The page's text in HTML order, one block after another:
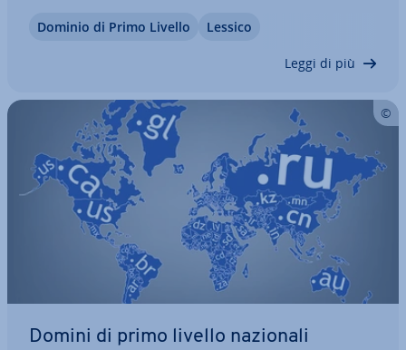
(DNS) fa parte, tuttavia, della co­no­scen­za di base
Dominio di Primo Livello Lessico
Leggi di più
Domini di primo livello nazionali